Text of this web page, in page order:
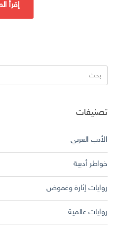
إقرأ
البحث
عن:
تصنيفات
الأدب العربي
خواطر أدبية
روايات إثارة وغموض
روايات عالمية